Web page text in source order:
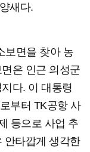
새다.
보면을 찾아 농
은 인근 의성군
다. 이 대통령
부터 TK공항 사
등으로 사업 추
안타깝게 생각한